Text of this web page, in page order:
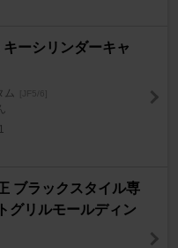
ーシリンダーキャ
ム
1
ブラックスタイル専
グリルモールディン